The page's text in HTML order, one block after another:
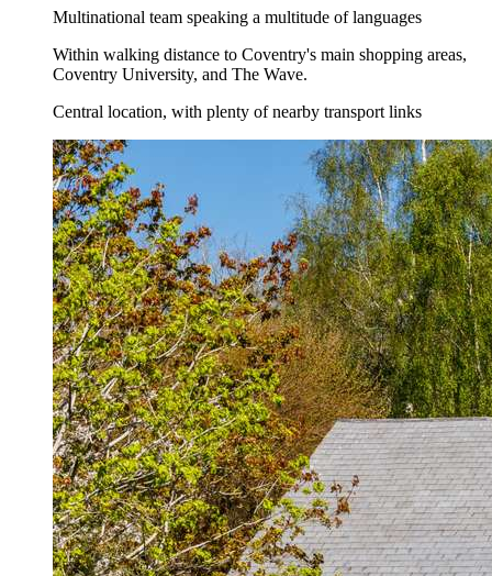
Multinational team speaking a multitude of languages
Within walking distance to Coventry's main shopping areas,
Coventry University, and The Wave.
Central location, with plenty of nearby transport links